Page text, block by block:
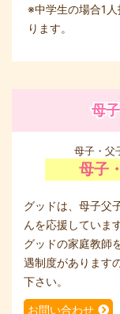
※中学生の場合1
ります。
母
母子・父
母子
グッドは、母子父
んを応援していま
グッドの家庭教師
遇制度があります
下さい。
お問い合わせ